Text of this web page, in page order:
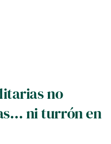
no
ni turrón en